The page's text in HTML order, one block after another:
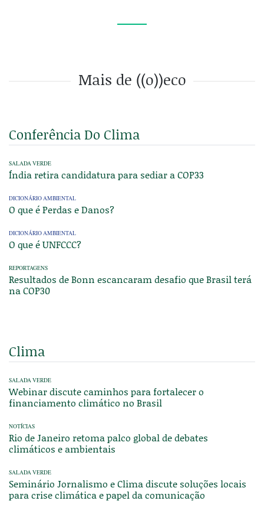
Mais de ((o))eco
Conferência Do Clima
SALADA VERDE
Índia retira candidatura para sediar a COP33
DICIONÁRIO AMBIENTAL
O que é Perdas e Danos?
DICIONÁRIO AMBIENTAL
O que é UNFCCC?
REPORTAGENS
Resultados de Bonn escancaram desafio que Brasil terá
na COP30
Clima
SALADA VERDE
Webinar discute caminhos para fortalecer o
financiamento climático no Brasil
NOTÍCIAS
Rio de Janeiro retoma palco global de debates
climáticos e ambientais
SALADA VERDE
Seminário Jornalismo e Clima discute soluções locais
para crise climática e papel da comunicação